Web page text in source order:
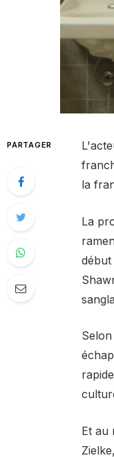
PARTAGER
la
La
début
Et au